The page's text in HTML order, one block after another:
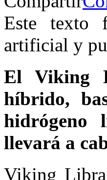
Este texto
artificial y
El Viking
híbrido,
hidrógeno
llevará a
Viking